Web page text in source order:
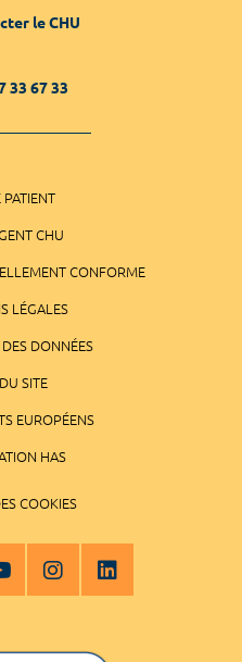
le CHU
33 67 33
PATIENT
CHU
CONFORME
LÉGALES
DONNÉES
SITE
EUROPÉENS
HAS
COOKIES